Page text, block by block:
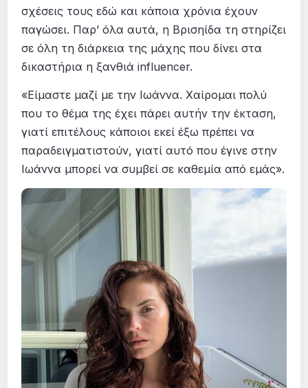
σχέσεις τους εδώ και κάποια χρόνια έχουν
παγώσει. Παρ’ όλα αυτά, η Βρισηίδα τη στηρίζει
σε όλη τη διάρκεια της μάχης που δίνει στα
δικαστήρια η ξανθιά influencer.
«Είμαστε μαζί με την Ιωάννα. Χαίρομαι πολύ
που το θέμα της έχει πάρει αυτήν την έκταση,
γιατί επιτέλους κάποιοι εκεί έξω πρέπει να
παραδειγματιστούν, γιατί αυτό που έγινε στην
Ιωάννα μπορεί να συμβεί σε καθεμία από εμάς».